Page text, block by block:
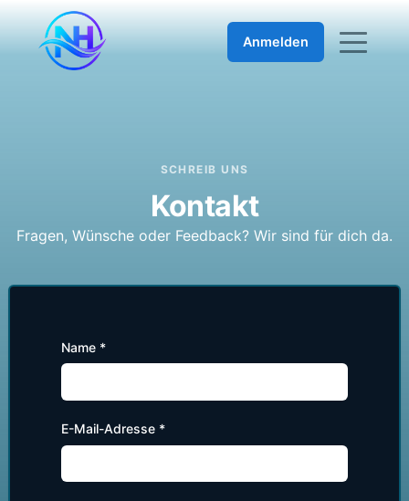
Anmelden
SCHREIB UNS
Kontakt
Fragen, Wünsche oder Feedback? Wir sind für dich da.
Name *
E-Mail-Adresse *